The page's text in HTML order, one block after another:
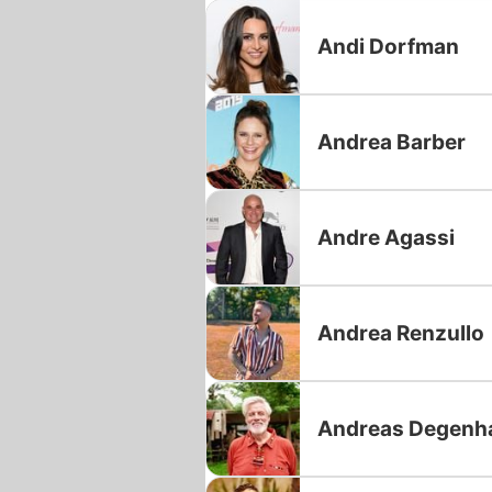
Andi Dorfman
Andrea Barber
Andre Agassi
Andrea Renzullo
Andreas